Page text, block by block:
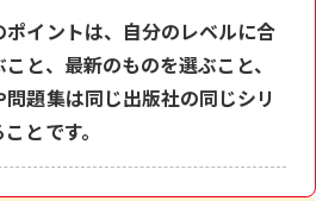
ポイントは、自分のレベルに合
と、最新のものを選ぶこと、
題集は同じ出版社の同じシリ
とです。